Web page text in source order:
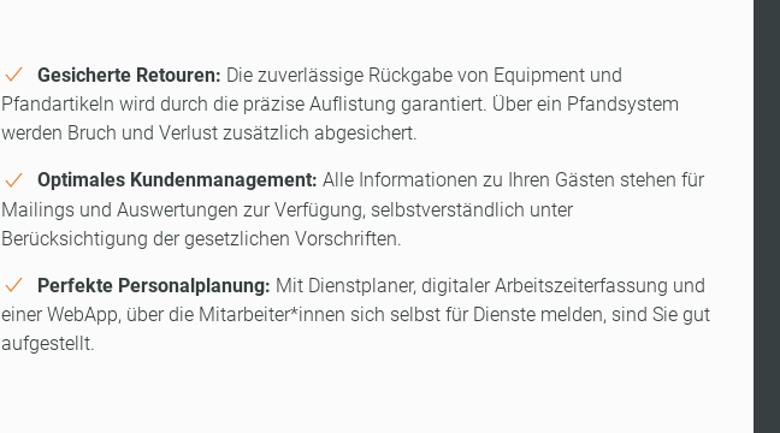
Gesicherte Retouren: Die zuverlässige Rückgabe von Equipment und
Pfandartikeln wird durch die präzise Auflistung garantiert. Über ein Pfandsystem
werden Bruch und Verlust zusätzlich abgesichert.
Optimales Kundenmanagement: Alle Informationen zu Ihren Gästen stehen für
Mailings und Auswertungen zur Verfügung, selbstverständlich unter
Berücksichtigung der gesetzlichen Vorschriften.
Perfekte Personalplanung: Mit Dienstplaner, digitaler Arbeitszeiterfassung und
einer WebApp, über die Mitarbeiter*innen sich selbst für Dienste melden, sind Sie gut
aufgestellt.